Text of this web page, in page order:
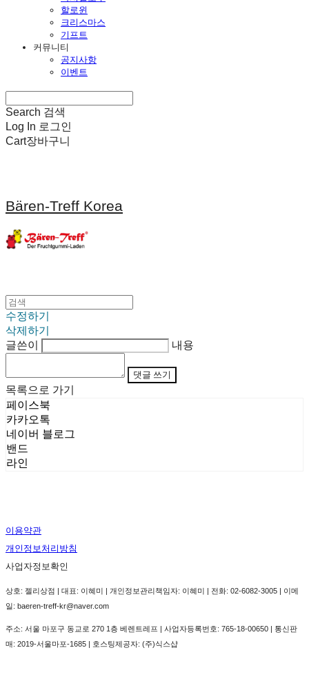
할로윈
크리스마스
기프트
커뮤니티
공지사항
이벤트
Search 검색
Log In 로그인
Cart장바구니
Bären-Treff Korea
수정하기
삭제하기
글쓴이
내용
댓글 쓰기
목록으로 가기
페이스북
카카오톡
네이버 블로그
밴드
라인
이용약관
개인정보처리방침
사업자정보확인
상호: 젤리상점 | 대표: 이혜미 | 개인정보관리책임자: 이혜미 | 전화: 02-6082-3005 | 이메
일: baeren-treff-kr@naver.com
주소: 서울 마포구 동교로 270 1층 베렌트레프 | 사업자등록번호: 765-18-00650 | 통신판
매: 2019-서울마포-1685 | 호스팅제공자: (주)식스샵